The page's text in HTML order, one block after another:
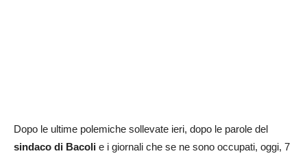
Dopo le ultime polemiche sollevate ieri, dopo le parole del
sindaco di Bacoli e i giornali che se ne sono occupati, oggi, 7